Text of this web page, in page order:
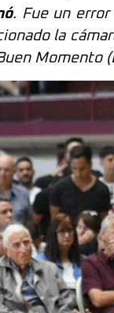
. Fue un error
la
Momento